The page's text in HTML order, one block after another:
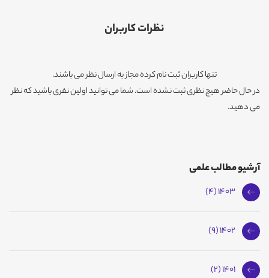
نظرات کاربران
تنها کاربران ثبت نام کرده مجاز به ارسال نظر می باشند.
در حال حاضر هیچ نظری ثبت نشده است. شما می توانید اولین نفری باشید که نظر
می دهید.
آرشیو مطالب علمی
1403 (4)
1402 (9)
1401 (2)